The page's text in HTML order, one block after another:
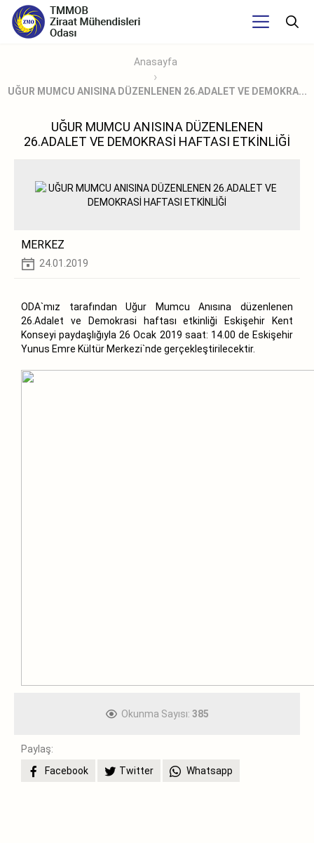
Anasayfa
UĞUR MUMCU ANISINA DÜZENLENEN 26.ADALET VE DEMOKRA...
UĞUR MUMCU ANISINA DÜZENLENEN
26.ADALET VE DEMOKRASİ HAFTASI ETKİNLİĞİ
MERKEZ
24.01.2019
ODA`mız tarafından Uğur Mumcu Anısına düzenlenen
26.Adalet ve Demokrasi haftası etkinliği Eskişehir Kent
Konseyi paydaşlığıyla 26 Ocak 2019 saat: 14.00 de Eskişehir
Yunus Emre Kültür Merkezi`nde gerçekleştirilecektir.
Okunma Sayısı: 385
Paylaş:
Facebook
Twitter Whatsapp